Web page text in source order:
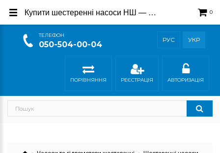
ТEЛЕФОН
050-504-00-04
РУС УКР
0
ПОРІВНЯННЯ РЕЄСТРАЦІЯ АВТОРИЗАЦІЯ
Купити шестеренні насоси НШ — Офіційний магазин виробника Гідросила